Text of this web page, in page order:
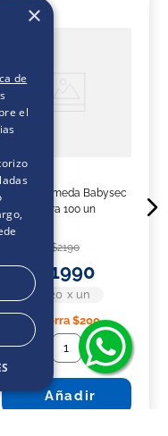
Toalla Húmeda Babysec
Ultra 100 un
$2190
1990
$20 x un
Ahorra $200
＋
－
Añadir
×
de
el